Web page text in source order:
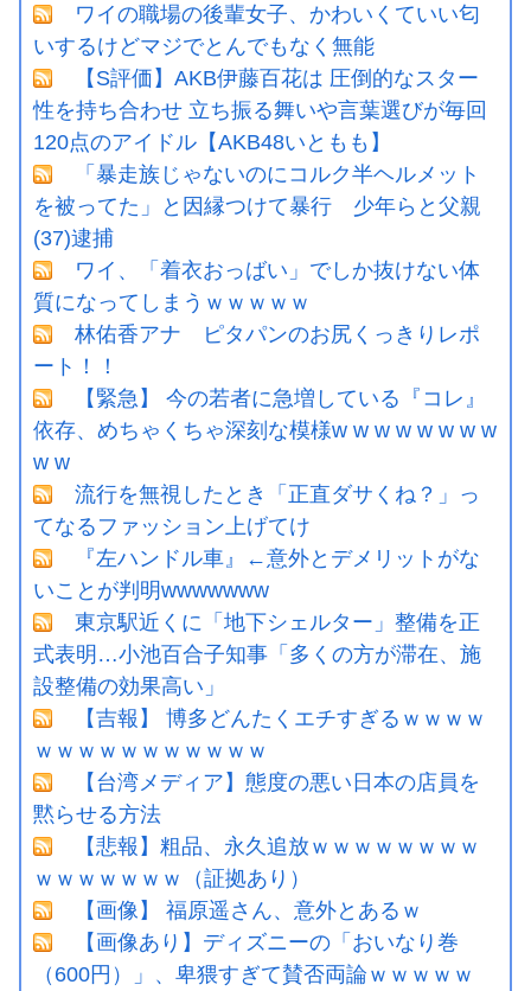
ワイの職場の後輩女子、かわいくていい匂
いするけどマジでとんでもなく無能
【S評価】AKB伊藤百花は 圧倒的なスター
性を持ち合わせ 立ち振る舞いや言葉選びが毎回
120点のアイドル【AKB48いともも】
「暴走族じゃないのにコルク半ヘルメット
を被ってた」と因縁つけて暴行 少年らと父親
(37)逮捕
ワイ、「着衣おっばい」でしか抜けない体
質になってしまうｗｗｗｗｗ
林佑香アナ ピタパンのお尻くっきりレポ
ート！！
【緊急】 今の若者に急増している『コレ』
依存、めちゃくちゃ深刻な模様w w w w w w w w
w w
流行を無視したとき「正直ダサくね？」っ
てなるファッション上げてけ
『左ハンドル車』←意外とデメリットがな
いことが判明wwwwwww
東京駅近くに「地下シェルター」整備を正
式表明…小池百合子知事「多くの方が滞在、施
設整備の効果高い」
【吉報】 博多どんたくエチすぎるｗｗｗｗ
ｗｗｗｗｗｗｗｗｗｗｗ
【台湾メディア】態度の悪い日本の店員を
黙らせる方法
【悲報】粗品、永久追放ｗｗｗｗｗｗｗｗ
ｗｗｗｗｗｗｗ（証拠あり）
【画像】 福原遥さん、意外とあるｗ
【画像あり】ディズニーの「おいなり巻
（600円）」、卑猥すぎて賛否両論ｗｗｗｗｗ